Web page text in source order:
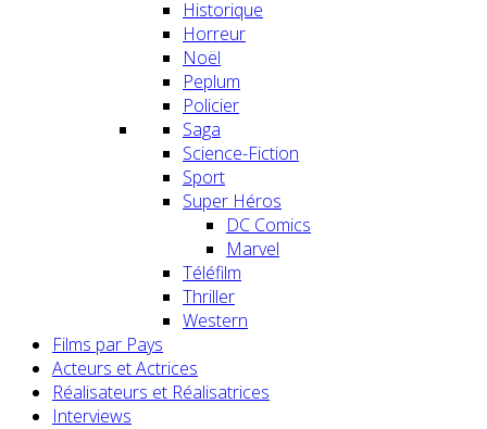
Historique
Horreur
Noël
Peplum
Policier
Saga
Science-Fiction
Sport
Super Héros
DC Comics
Marvel
Téléfilm
Thriller
Western
Films par Pays
Acteurs et Actrices
Réalisateurs et Réalisatrices
Interviews